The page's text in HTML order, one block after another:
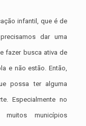
infantil, que é de
dar uma
fazer busca ativa de
e não estão. Então,
possa ter alguma
Especialmente no
municípios